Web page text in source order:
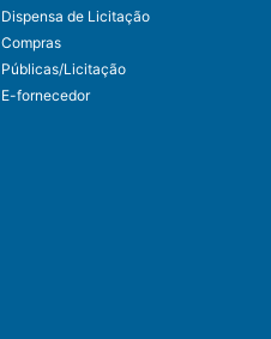
Dispensa de Licitação
Compras
Públicas/Licitação
E-fornecedor